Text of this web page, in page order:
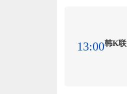
13:00韩K联